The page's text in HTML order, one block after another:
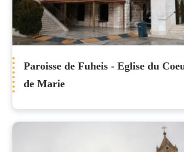
Paroisse de Fuheis - Eglise du
de Marie